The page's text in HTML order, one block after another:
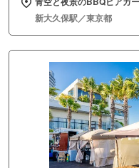
新大久保駅／東京都